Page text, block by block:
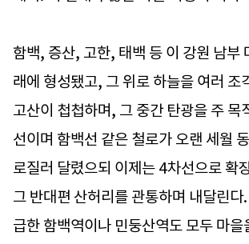
함백, 증산, 고한, 태백 등 이 강원 남부
래에 형성됐고, 그 위로 하늘을 여러 조
고산이 첩첩하며, 그 중간 탄광을 주 목
선이며 함백선 같은 철로가 오랜 세월
로질러 달렸으되 이제는 4차선으로 확
그 반대편 산허리를 관통하며 내달린다
급한 함백역이나 민둥산역도 모두 마